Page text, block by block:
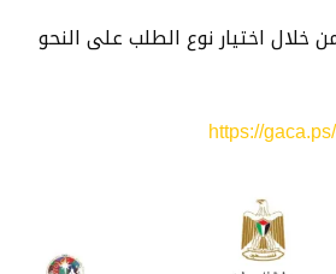
خلال اختيار نوع الطلب على النحو
https://